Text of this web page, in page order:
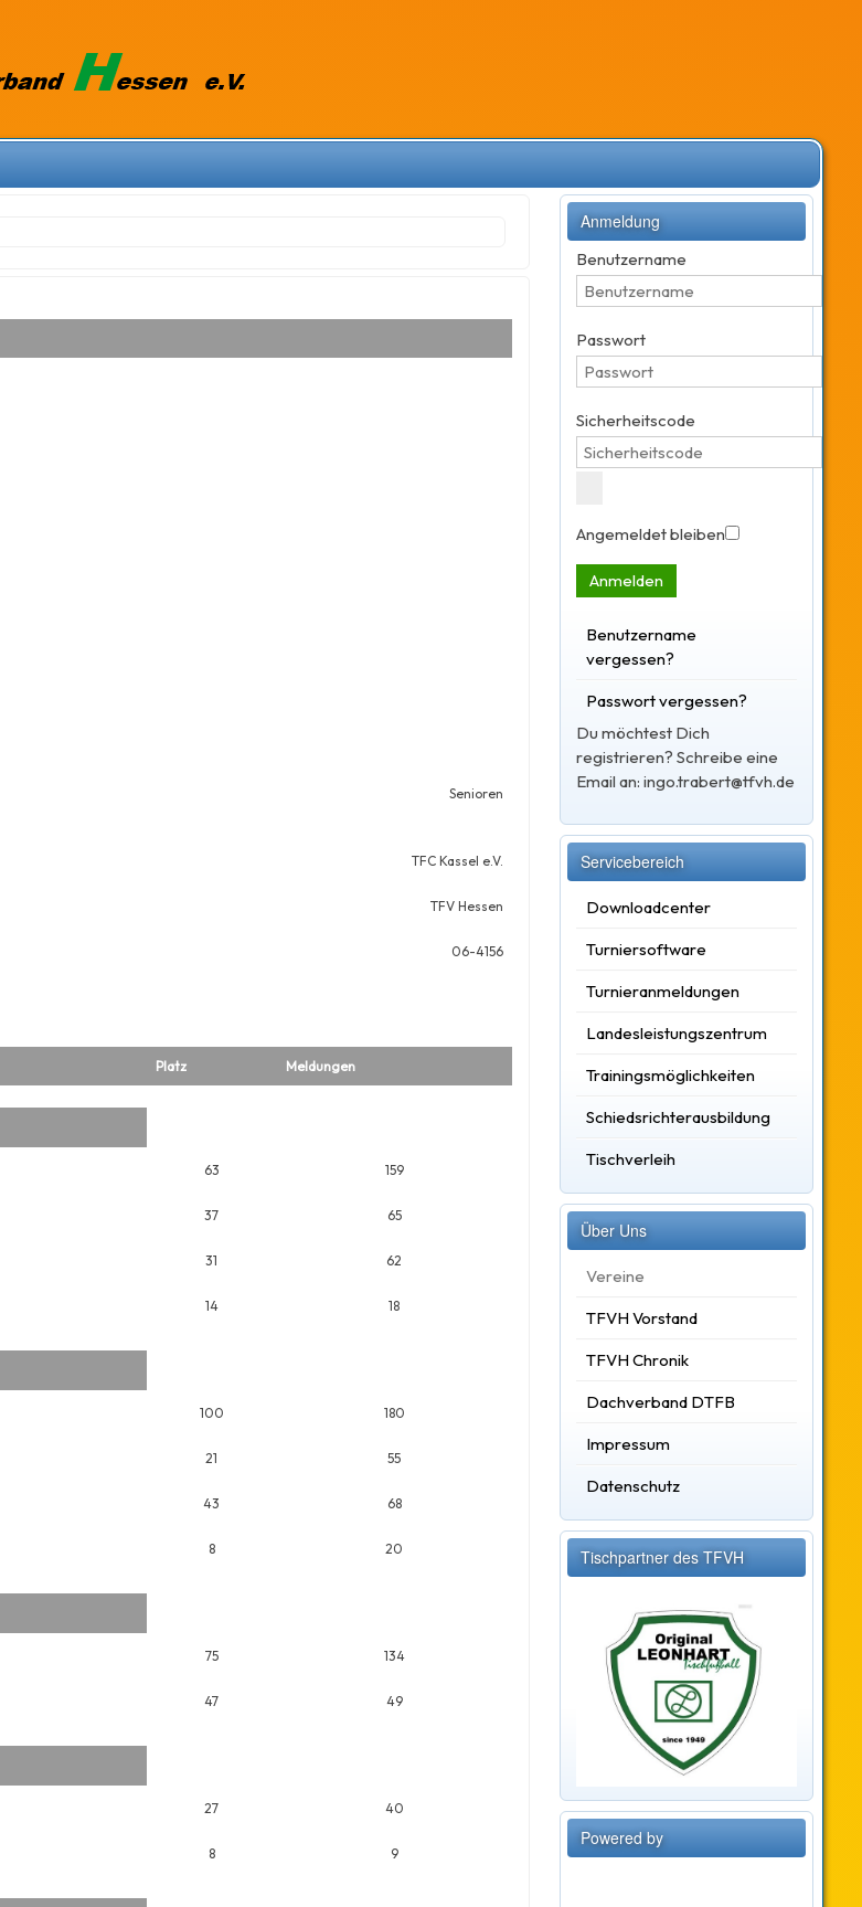
Senioren
TFC Kassel e.V.
TFV Hessen
06-4156
Platz Meldungen
63 159
37 65
31 62
14 18
100 180
21 55
43 68
8 20
75 134
47 49
27 40
8 9
Anmeldung
Benutzername
Passwort
Sicherheitscode
Angemeldet bleiben
Anmelden
Benutzername
vergessen?
Passwort vergessen?
Du möchtest Dich
registrieren? Schreibe eine
Email an: ingo.trabert@tfvh.de
Servicebereich
Downloadcenter
Turniersoftware
Turnieranmeldungen
Landesleistungszentrum
Trainingsmöglichkeiten
Schiedsrichterausbildung
Tischverleih
Über Uns
Vereine
TFVH Vorstand
TFVH Chronik
Dachverband DTFB
Impressum
Datenschutz
Tischpartner des TFVH
Powered by